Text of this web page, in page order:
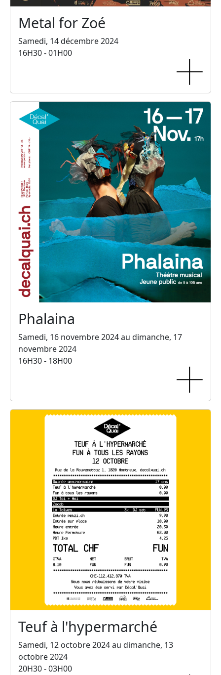
Metal for Zoé
Samedi, 14 décembre 2024
16H30 - 01H00
Phalaina
Samedi, 16 novembre 2024 au dimanche, 17
novembre 2024
16H30 - 18H00
Teuf à l'hypermarché
Samedi, 12 octobre 2024 au dimanche, 13
octobre 2024
20H30 - 03H00